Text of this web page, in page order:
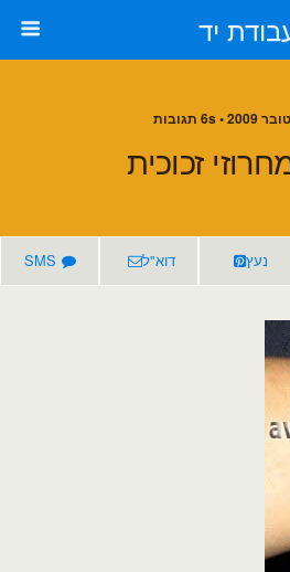
יד
זכוכית
נעץ דוא"ל SMS